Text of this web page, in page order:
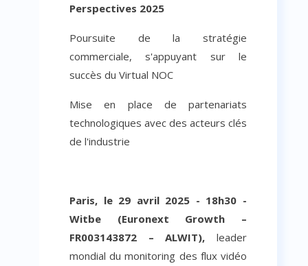
Perspectives 2025
Poursuite de la stratégie
commerciale, s'appuyant sur le
succès du Virtual NOC
Mise en place de partenariats
technologiques avec des acteurs clés
de l'industrie
Paris, le 29 avril 2025 - 18h30 -
Witbe (Euronext Growth –
FR003143872 – ALWIT), leader
mondial du monitoring des flux vidéo